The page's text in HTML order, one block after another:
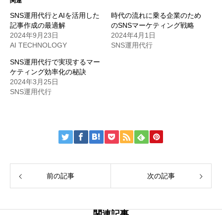
SNS運用代行とAIを活用した
記事作成の最適解
2024年9月23日
AI TECHNOLOGY
時代の流れに乗る企業のため
のSNSマーケティング戦略
2024年4月1日
SNS運用代行
SNS運用代行で実現するマー
ケティング効率化の秘訣
2024年3月25日
SNS運用代行
前の記事 次の記事